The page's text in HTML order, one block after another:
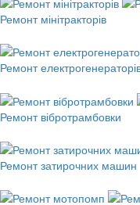
Ремонт мінітракторів
Ремонт
Ремонт вібротрамбовки
Ремонт затирочних машин